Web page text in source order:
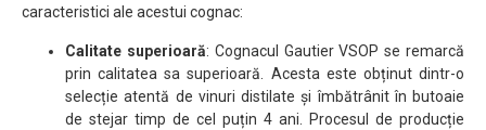
caracteristici ale acestui cognac:
Calitate superioară: Cognacul Gautier VSOP se remarcă
prin calitatea sa superioară. Acesta este obținut dintr-o
selecție atentă de vinuri distilate și îmbătrânit în butoaie
de stejar timp de cel puțin 4 ani. Procesul de producție